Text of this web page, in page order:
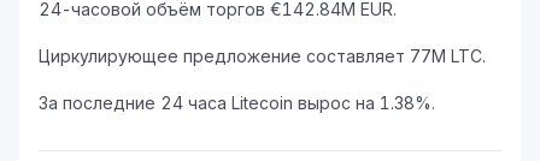
24-часовой объём торгов €142.84M EUR.
Циркулирующее предложение составляет 77M LTC.
За последние 24 часа Litecoin вырос на 1.38%.